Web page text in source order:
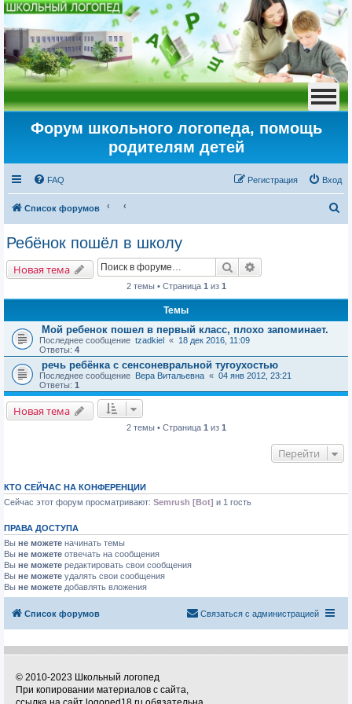
Форум школьного логопеда, помощь
родителям детей
FAQ Вход
Регистрация
Список форумов
о
Ребёнок пошёл в школу
Новая тема Поиск
2 темы • Страница 1 из 1
Темы
Мой ребенок пошел в первый класс, плохо запоминает.
Последнее сообщение tzadkiel « 18 дек 2016, 11:09
Ответы: 4
речь ребёнка с сенсоневральной тугоухостью
Последнее сообщение Вера Витальевна « 04 янв 2012, 23:21
Ответы: 1
Новая тема
2 темы • Страница 1 из 1
Перейти
КТО СЕЙЧАС НА КОНФЕРЕНЦИИ
Сейчас этот форум просматривают: Semrush [Bot] и 1 гость
ПРАВА ДОСТУПА
Вы не можете начинать темы
Вы не можете отвечать на сообщения
Вы не можете редактировать свои сообщения
Вы не можете удалять свои сообщения
Вы не можете добавлять вложения
Список форумов Связаться с администрацией
© 2010-2023 Школьный логопед
При копировании материалов с сайта,